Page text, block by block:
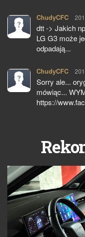
ChudyCFC
dtt -> Jakich
LG G3 może
odpadają...
ChudyCFC
Sorry ale...
mówiąc...
https://